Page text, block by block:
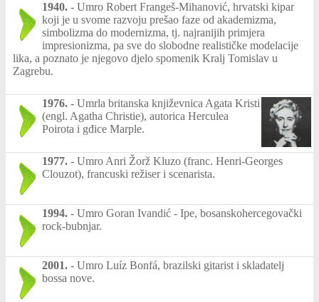
1940. - Umro Robert Frangeš-Mihanović, hrvatski kipar
koji je u svome razvoju prešao faze od akademizma,
simbolizma do modernizma, tj. najranijih primjera
impresionizma, pa sve do slobodne realističke modelacije
lika, a poznato je njegovo djelo spomenik Kralj Tomislav u
Zagrebu.
1976. - Umrla britanska književnica Agata Kristi
(engl. Agatha Christie), autorica Herculea
Poirota i gđice Marple.
1977. - Umro Anri Žorž Kluzo (franc. Henri-Georges
Clouzot), francuski režiser i scenarista.
1994. - Umro Goran Ivandić - Ipe, bosanskohercegovački
rock-bubnjar.
2001. - Umro Luíz Bonfá, brazilski gitarist i skladatelj
bossa nove.